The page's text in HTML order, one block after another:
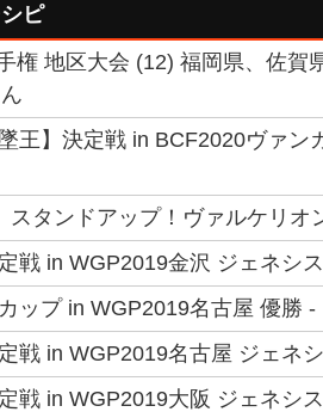
ピ
権 地区大会 (12) 福岡県、佐賀
王】決定戦 in BCF2020ヴァ
スタンドアップ！ヴァルケリオ
戦 in WGP2019金沢 ジェネシ
ップ in WGP2019名古屋 優勝 -
戦 in WGP2019名古屋 ジェネ
戦 in WGP2019大阪 ジェネシ